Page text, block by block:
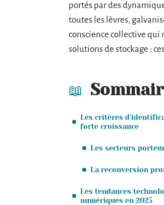
portés par des
toutes les lèvres,
conscience collective qui
solutions de stockage :
Les critères
forte croissance
Les secteurs
La reconversion
Les tendances
numériques en 2025